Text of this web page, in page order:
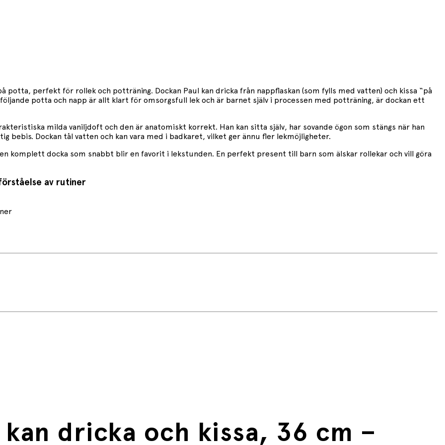
potta, perfekt för rollek och potträning. Dockan Paul kan dricka från nappflaskan (som fylls med vatten) och kissa “på
potta och napp är allt klart för omsorgsfull lek och är barnet själv i processen med potträning, är dockan ett
milda vaniljdoft och den är anatomiskt korrekt. Han kan sitta själv, har sovande ögon som stängs när han
bebis. Dockan tål vatten och kan vara med i badkaret, vilket ger ännu fler lekmöjligheter.
komplett docka som snabbt blir en favorit i lekstunden. En perfekt present till barn som älskar rollekar och vill göra
av rutiner
kan dricka och kissa, 36 cm –